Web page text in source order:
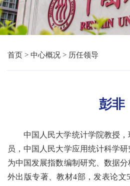
首页 > 中心概况 > 历任领导
彭非
中国人民大学统计学院教授
员，中国人民大学应用统计科学
为中国发展指数编制研究、数据
外出版专著、教材4部，发表论文